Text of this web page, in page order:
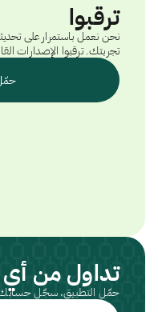
ترقبوا
نحن نعمل باستمرار على
تجربتك. ترقبوا الإصدارات
تداول من
حمّل التطبيق، سجّل حسابك،